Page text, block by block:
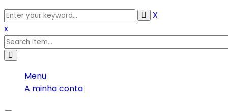
X
x
Menu
A minha conta